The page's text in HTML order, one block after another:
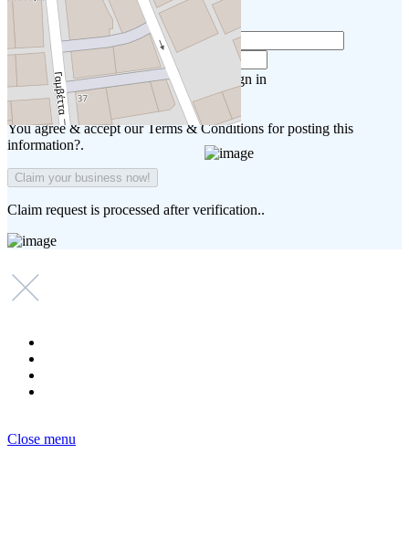
USERNAME OR EMAIL*
PASSWORD
Returning user? Check this box to Sign in
I Agree
You agree & accept our Terms & Conditions for posting this
information?.
Claim request is processed after verification..
Close menu